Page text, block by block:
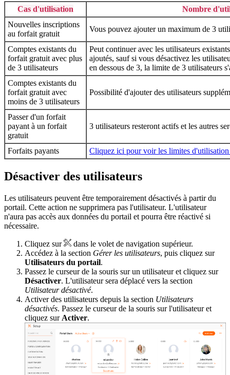
Cas d'utilisation
Nombre
Nouvelles inscriptions
au forfait gratuit
Vous pouvez ajouter un maximum de 3
Comptes existants du
forfait gratuit avec plus
de 3 utilisateurs
Peut continuer avec les utilisateurs
ajoutés, sauf si vous désactivez les
en dessous de 3, la limite de 3 utilisateurs
Comptes existants du
forfait gratuit avec
moins de 3 utilisateurs
Possibilité d'ajouter des utilisateurs
Passer d'un forfait
payant à un forfait
gratuit
3 utilisateurs resteront actifs et les autres
Forfaits payants Cliquez ici pour voir les limites d'utilisation
Désactiver des utilisateurs
Les utilisateurs peuvent être temporairement désactivés à partir du
portail. Cette action ne supprimera pas l'utilisateur. L'utilisateur
n'aura pas accès aux données du portail et pourra être réactivé si
nécessaire.
Cliquez sur
dans le volet de navigation supérieur.
Accédez à la section Gérer les utilisateurs, puis cliquez sur
Utilisateurs du portail.
Passez le curseur de la souris sur un utilisateur et cliquez sur
Désactiver. L'utilisateur sera déplacé vers la section
Utilisateur désactivé.
Activer des utilisateurs depuis la section Utilisateurs
désactivés. Passez le curseur de la souris sur l'utilisateur et
cliquez sur Activer.